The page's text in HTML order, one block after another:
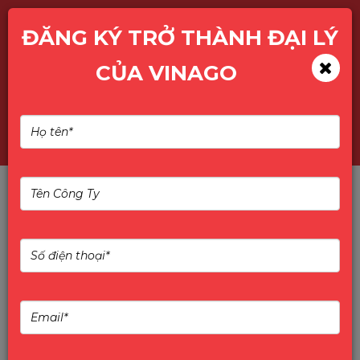
Hàng tồn kho còn khó săn
Intel thế hệ 13/14 báo động
đỏ toàn cầu! Giám đốc cấp
cao cảnh báo: Không mua
ĐĂNG KÝ TRỞ THÀNH ĐẠI LÝ
CỦA VINAGO